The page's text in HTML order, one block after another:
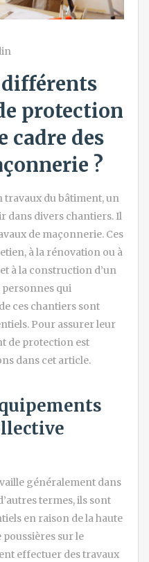
différents
protection
cadre des
?
travaux du bâtiment, un
dans divers chantiers. Il
de maçonnerie. Ces
à la rénovation ou à
à la construction d’un
personnes qui
ces chantiers sont
Pour assurer leur
de protection est
dans cet article.
généralement dans
termes, ils sont
en raison de la haute
poussières sur le
effectuer des travaux